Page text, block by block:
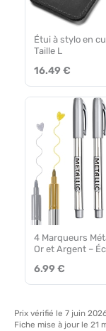
Étui à stylo en
Taille L
16.49 €
4 Marqueurs
Or et Argent –
6.99 €
Prix vérifié le 7 juin
Fiche mise à jour le 21